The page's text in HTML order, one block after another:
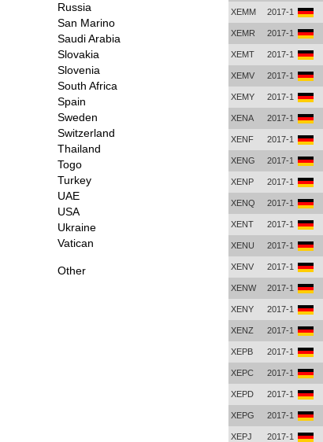
Russia
San Marino
Saudi Arabia
Slovakia
Slovenia
South Africa
Spain
Sweden
Switzerland
Thailand
Togo
Turkey
UAE
USA
Ukraine
Vatican
Other
XEMM 2017-1
XEMR 2017-1
XEMT 2017-1
XEMV 2017-1
XEMY 2017-1
XENA 2017-1
XENF 2017-1
XENG 2017-1
XENP 2017-1
XENQ 2017-1
XENT 2017-1
XENU 2017-1
XENV 2017-1
XENW 2017-1
XENY 2017-1
XENZ 2017-1
XEPB 2017-1
XEPC 2017-1
XEPD 2017-1
XEPG 2017-1
XEPJ 2017-1